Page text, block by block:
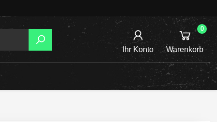
Ihr Konto
0
Warenkorb